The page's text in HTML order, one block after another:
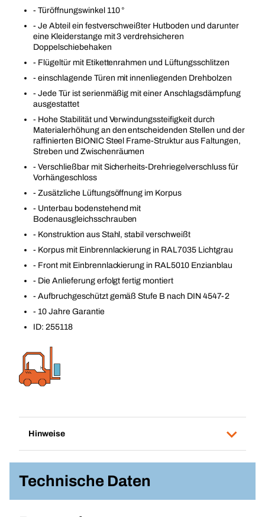
- Türöffnungswinkel 110 °
- Je Abteil ein festverschweißter Hutboden und darunter
eine Kleiderstange mit 3 verdrehsicheren
Doppelschiebehaken
- Flügeltür mit Etikettenrahmen und Lüftungsschlitzen
- einschlagende Türen mit innenliegenden Drehbolzen
- Jede Tür ist serienmäßig mit einer Anschlagsdämpfung
ausgestattet
- Hohe Stabilität und Verwindungssteifigkeit durch
Materialerhöhung an den entscheidenden Stellen und der
raffinierten BIONIC Steel Frame-Struktur aus Faltungen,
Streben und Zwischenräumen
- Verschließbar mit Sicherheits-Drehriegelverschluss für
Vorhängeschloss
- Zusätzliche Lüftungsöffnung im Korpus
- Unterbau bodenstehend mit
Bodenausgleichsschrauben
- Konstruktion aus Stahl, stabil verschweißt
- Korpus mit Einbrennlackierung in RAL7035 Lichtgrau
- Front mit Einbrennlackierung in RAL5010 Enzianblau
- Die Anlieferung erfolgt fertig montiert
- Aufbruchgeschützt gemäß Stufe B nach DIN 4547-2
- 10 Jahre Garantie
ID: 255118
Hinweise
Technische Daten